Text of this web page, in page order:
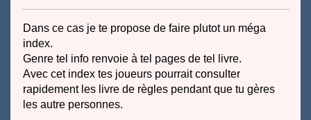
Dans ce cas je te propose de faire plutot un méga
index.
Genre tel info renvoie à tel pages de tel livre.
Avec cet index tes joueurs pourrait consulter
rapidement les livre de règles pendant que tu gères
les autre personnes.